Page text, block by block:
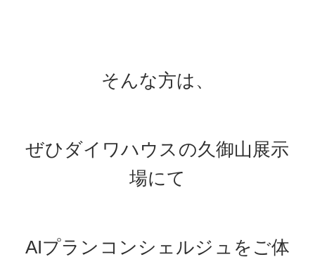
そんな方は、
ぜひダイワハウスの久御山展示
場にて
AIプランコンシェルジュをご体